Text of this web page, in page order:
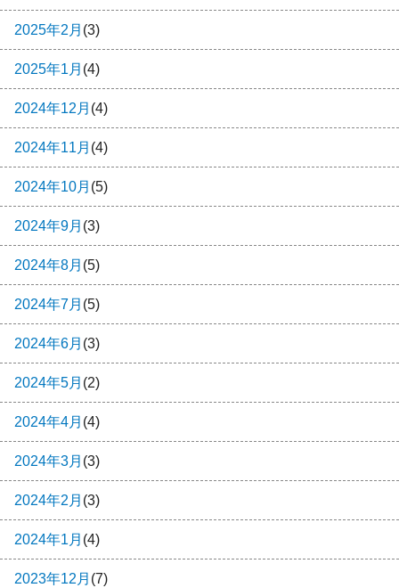
2025年2月 (3)
2025年1月 (4)
2024年12月 (4)
2024年11月 (4)
2024年10月 (5)
2024年9月 (3)
2024年8月 (5)
2024年7月 (5)
2024年6月 (3)
2024年5月 (2)
2024年4月 (4)
2024年3月 (3)
2024年2月 (3)
2024年1月 (4)
2023年12月 (7)